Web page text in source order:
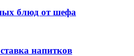
блюд от шефа
напитков